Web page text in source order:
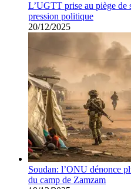
L’UGTT prise au piège de
pression politique
20/12/2025
Soudan: l’ONU dénonce
du camp de Zamzam